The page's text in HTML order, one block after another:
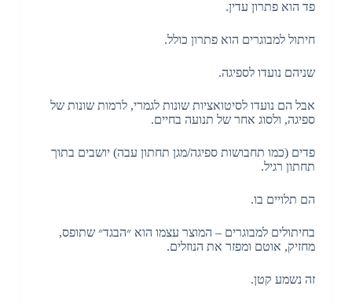
פד הוא פתרון עדין.
חיתול למבוגרים הוא פתרון כולל.
שניהם נועדו לספיגה.
אבל הם נועדו לסיטואציות שונות לגמרי, לרמות שונות של
ספיגה, ולסוג אחר של תנועה בחיים.
פדים (כמו תחבושות ספיגה/מגן תחתון עבה) יושבים בתוך
תחתון רגיל.
הם תלויים בו.
בחיתולים למבוגרים – המוצר עצמו הוא ״הבגד״ שתופס,
מחזיק, אוטם ומפזר את הנוזלים.
זה נשמע קטן.